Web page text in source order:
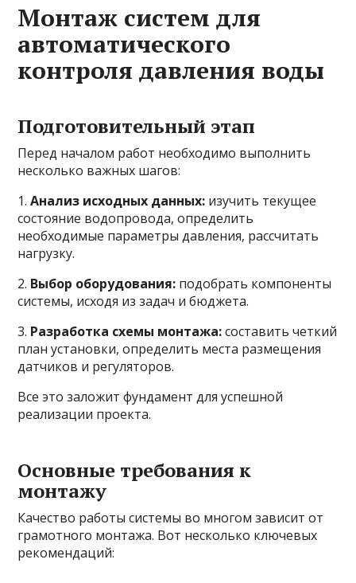
Монтаж систем для
автоматического
контроля давления воды
Подготовительный этап
Перед началом работ необходимо выполнить
несколько важных шагов:
1.Анализ исходных данных: изучить текущее
состояние водопровода, определить
необходимые параметры давления, рассчитать
нагрузку.
2. Выбор оборудования: подобрать компоненты
системы, исходя из задач и бюджета.
3. Разработка схемы монтажа:составить четкий
план установки, определить места размещения
датчиков и регуляторов.
Все это заложит фундамент для успешной
реализации проекта.
Основные требования к
монтажу
Качество работы системы во многом зависит от
грамотного монтажа. Вот несколько ключевых
рекомендаций: